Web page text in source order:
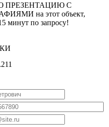
ПРЕЗЕНТАЦИЮ С
на этот объект,
минут по запросу!